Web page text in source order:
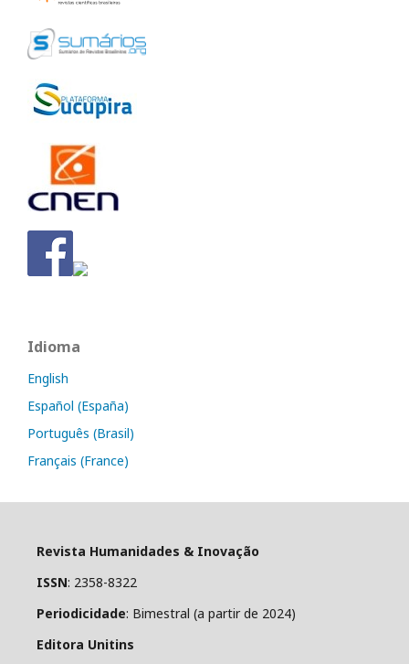
Idioma
English
Español (España)
Português (Brasil)
Français (France)
Revista Humanidades & Inovação
ISSN: 2358-8322
Periodicidade: Bimestral (a partir de 2024)
Editora Unitins